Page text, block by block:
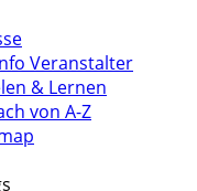
Veranstalter
& Lernen
von A-Z